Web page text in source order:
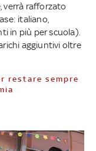
verrà rafforzato
italiano,
in più per scuola).
aggiuntivi oltre